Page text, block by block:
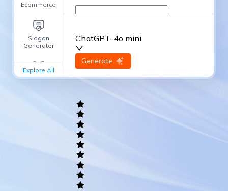
Ecommerce
Slogan
Generator
General
Explore All
Advanced Options
ChatGPT-4o mini
Generate